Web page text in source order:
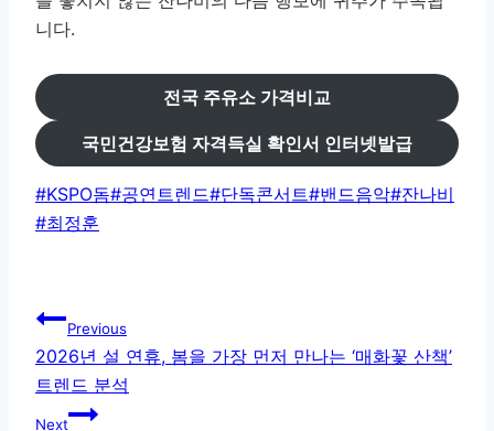
니다.
전국 주유소 가격비교
국민건강보험 자격득실 확인서 인터넷발급
Post
Tags:
#KSPO돔#공연트렌드#단독콘서트#밴드음악#잔나비
#최정훈
글
탐
색
Previous
2026년 설 연휴, 봄을 가장 먼저 만나는 ‘매화꽃 산책’
트렌드 분석
Next